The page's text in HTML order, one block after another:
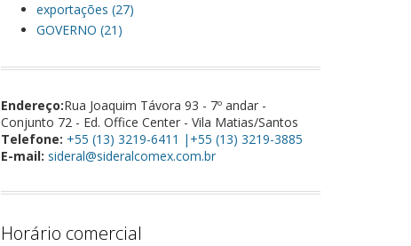
exportações (27)
GOVERNO (21)
Endereço:Rua Joaquim Távora 93 - 7º andar -
Conjunto 72 - Ed. Office Center - Vila Matias/Santos
Telefone: +55 (13) 3219-6411 |+55 (13) 3219-3885
E-mail: sideral@sideralcomex.com.br
Horário comercial